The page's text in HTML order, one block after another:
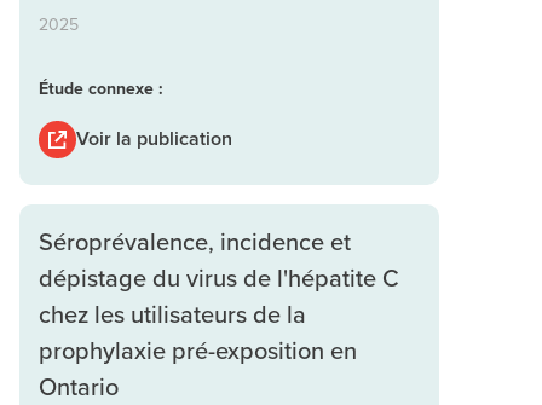
2025
Étude connexe :
Voir la publication
Séroprévalence, incidence et
dépistage du virus de l'hépatite C
chez les utilisateurs de la
prophylaxie pré-exposition en
Ontario